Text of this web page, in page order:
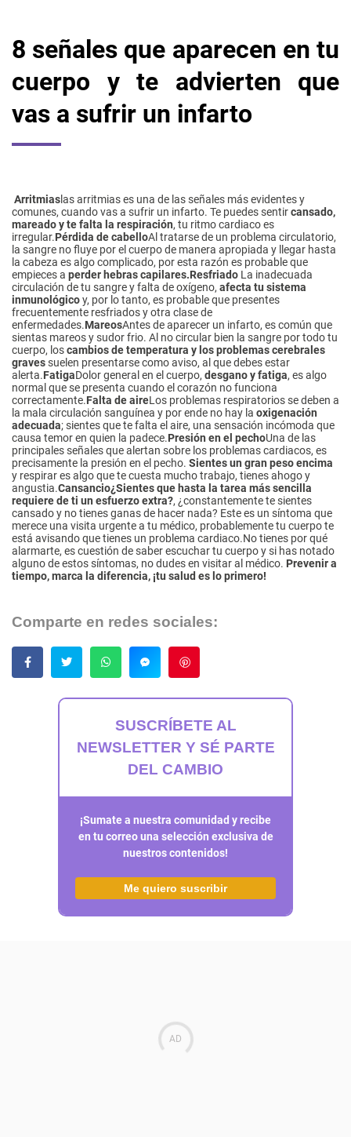
8 señales que aparecen en tu
cuerpo y te advierten que
vas a sufrir un infarto
Arritmiaslas arritmias es una de las señales más evidentes y
comunes, cuando vas a sufrir un infarto. Te puedes sentircansado,
mareado y te falta la respiración, tu ritmo cardiaco es
irregular.Pérdida de cabelloAl tratarse de un problema circulatorio,
la sangre no fluye por el cuerpo de manera apropiada y llegar hasta
la cabeza es algo complicado, por esta razón es probable que
empieces a perder hebras capilares.Resfriado La inadecuada
circulación de tu sangre y falta de oxígeno, afecta tu sistema
inmunológicoy, por lo tanto, es probable que presentes
frecuentemente resfriados y otra clase de
enfermedades.MareosAntes de aparecer un infarto, es común que
sientas mareos y sudor frio. Al no circular bien la sangre por todo tu
cuerpo, loscambios de temperatura y los problemas cerebrales
gravessuelen presentarse como aviso, al que debes estar
alerta.FatigaDolor general en el cuerpo, desgano y fatiga, es algo
normal que se presenta cuando el corazón no funciona
correctamente.Falta de aireLos problemas respiratorios se deben a
la mala circulación sanguínea y por ende no hay la oxigenación
adecuada; sientes que te falta el aire, una sensación incómoda que
causa temor en quien la padece.Presión en el pechoUna de las
principales señales que alertan sobre los problemas cardiacos, es
precisamente la presión en el pecho. Sientes un gran peso encima
y respirar es algo que te cuesta mucho trabajo, tienes ahogo y
angustia.Cansancio¿Sientes que hasta la tarea más sencilla
requiere de ti un esfuerzo extra?, ¿constantemente te sientes
cansado y no tienes ganas de hacer nada? Este es un síntoma que
merece una visita urgente a tu médico, probablemente tu cuerpo te
está avisando que tienes un problema cardiaco.No tienes por qué
alarmarte, es cuestión de saber escuchar tu cuerpo y si has notado
alguno de estos síntomas, no dudes en visitar al médico. Prevenir a
tiempo, marca la diferencia, ¡tu salud es lo primero!
Comparte en redes sociales:
SUSCRÍBETE AL
NEWSLETTER Y SÉ PARTE
DEL CAMBIO
¡Sumate a nuestra comunidad y recibe
en tu correo una selección exclusiva de
nuestros contenidos!
Me quiero suscribir